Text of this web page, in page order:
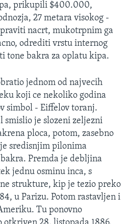
prikupili $400.000,
27 metara visokog -
nacrt, mukotrpnim ga
odrediti vrstu internog
tone bakra za oplatu kipa.
jednom od najvecih
koji ce nekoliko godina
simbol - Eiffelov toranj.
smislio je slozeni zeljezni
ploca, potom, zasebno
sredisnjim pilonima
Premda je debljina
jednu osminu inca, s
strukture, kip je tezio preko
u Parizu. Potom rastavljen i
Tu ponovno